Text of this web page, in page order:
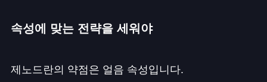
속성에 맞는 전략을 세워야
제노드란의 약점은 얼음 속성입니다.